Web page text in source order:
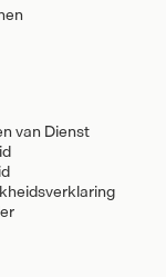
van Dienst